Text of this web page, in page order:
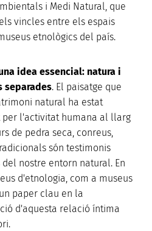
i Medi Natural, que
vincles entre els espais
etnològics del país.
idea essencial: natura i
separades. El paisatge que
natural ha estat
l'activitat humana al llarg
de pedra seca, conreus,
són testimonis
nostre entorn natural. En
d'etnologia, com a museus
paper clau en la
d'aquesta relació íntima